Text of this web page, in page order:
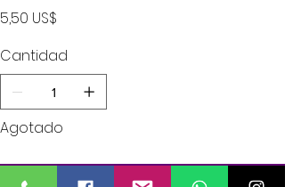
Precio
5,50 US$
Cantidad
Agotado